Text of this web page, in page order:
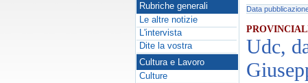
Rubriche generali
Le altre notizie
L'intervista
Dite la vostra
Cultura e Lavoro
Culture
Data
Udc,